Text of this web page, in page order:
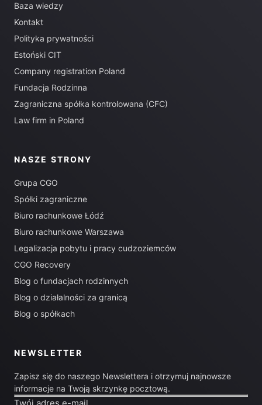
Baza wiedzy
Kontakt
Polityka prywatności
Estoński CIT
Company registration Poland
Fundacja Rodzinna
Zagraniczna spółka kontrolowana (CFC)
Law firm in Poland
NASZE STRONY
Grupa CGO
Spółki zagraniczne
Biuro rachunkowe Łódź
Biuro rachunkowe Warszawa
Legalizacja pobytu i pracy cudzoziemców
CGO Recovery
Blog o fundacjach rodzinnych
Blog o działalności za granicą
Blog o spółkach
NEWSLETTER
Zapisz się do naszego Newslettera i otrzymuj najnowsze
informacje na Twoją skrzynkę pocztową.